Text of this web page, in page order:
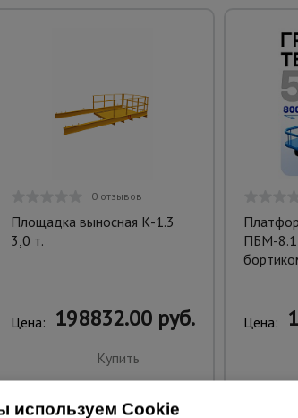
0 отзывов
Площадка выносная К-1.3
3,0 т.
Цена: 198832.00 руб.
Купить
ПБМ-
Цена:
используем Cookie